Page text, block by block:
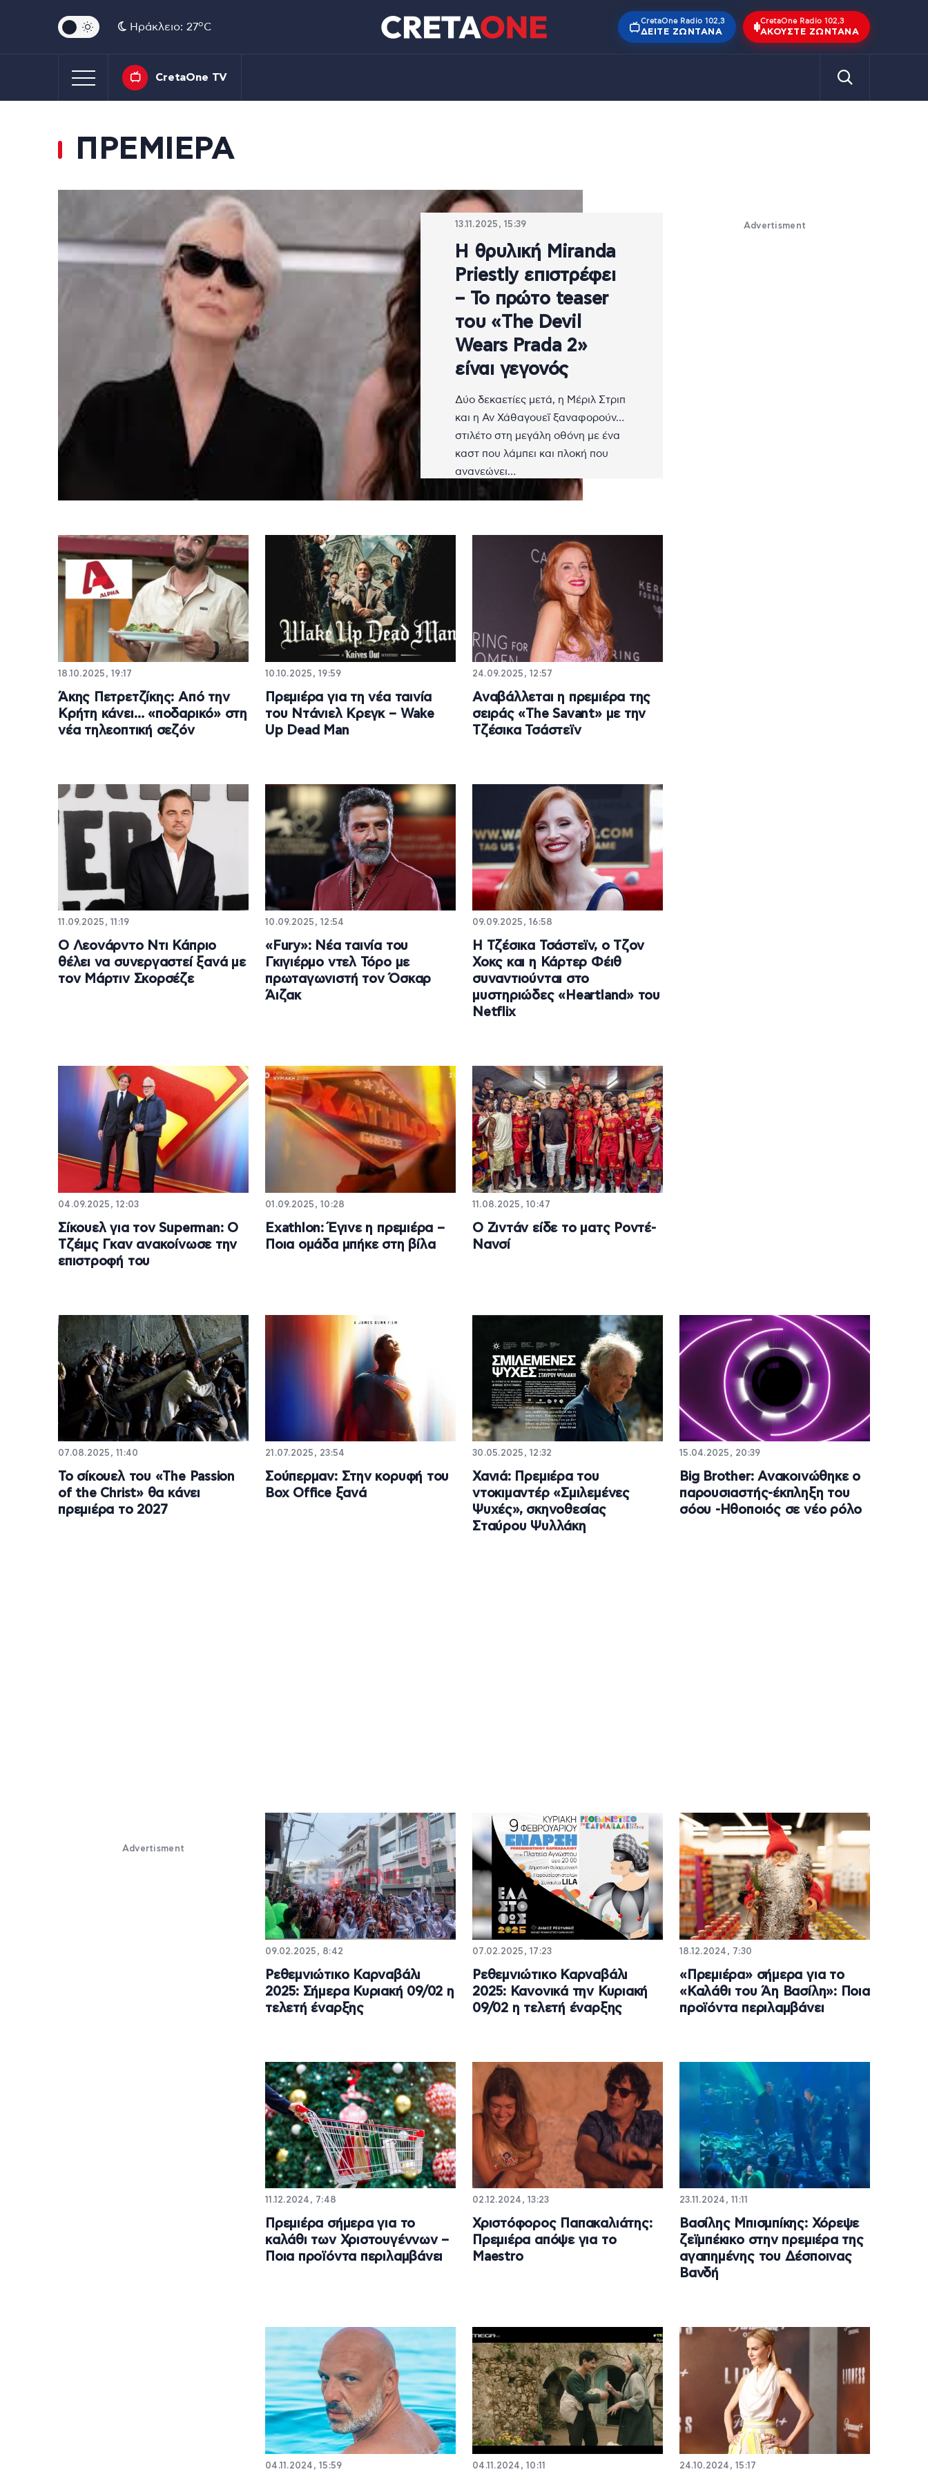
Ηράκλειο: 27oC
CretaOne Radio 102,3
ΔΕΊΤΕ ΖΩΝΤΑΝΆ
CretaOne Radio 102,3
ΑΚΟΎΣΤΕ ΖΩΝΤΑΝΆ
CretaOne TV
ΠΡΕΜΙΕΡΑ
13.11.2025, 15:39
Η θρυλική Miranda
Priestly επιστρέφει
– Το πρώτο teaser
του «The Devil
Wears Prada 2»
είναι γεγονός
Δύο δεκαετίες μετά, η Μέριλ Στριπ
και η Αν Χάθαγουεϊ ξαναφορούν…
στιλέτο στη μεγάλη οθόνη με ένα
καστ που λάμπει και πλοκή που
ανανεώνει…
18.10.2025, 19:17
Άκης Πετρετζίκης: Από την
Κρήτη κάνει… «ποδαρικό» στη
νέα τηλεοπτική σεζόν
10.10.2025, 19:59
Πρεμιέρα για τη νέα ταινία
του Ντάνιελ Κρεγκ – Wake
Up Dead Man
24.09.2025, 12:57
Αναβάλλεται η πρεμιέρα της
σειράς «The Savant» με την
Τζέσικα Τσάστεϊν
11.09.2025, 11:19
Ο Λεονάρντο Ντι Κάπριο
θέλει να συνεργαστεί ξανά με
τον Μάρτιν Σκορσέζε
10.09.2025, 12:54
«Fury»: Νέα ταινία του
Γκιγιέρμο ντελ Τόρο με
πρωταγωνιστή τον Όσκαρ
Άιζακ
09.09.2025, 16:58
Η Τζέσικα Τσάστεϊν, ο Τζον
Χοκς και η Κάρτερ Φέιθ
συναντιούνται στο
μυστηριώδες «Heartland» του
Netflix
04.09.2025, 12:03
Σίκουελ για τον Superman: Ο
Τζέιμς Γκαν ανακοίνωσε την
επιστροφή του
01.09.2025, 10:28
Exathlon: Έγινε η πρεμιέρα –
Ποια ομάδα μπήκε στη βίλα
11.08.2025, 10:47
Ο Ζιντάν είδε το ματς Ροντέ-
Νανσί
Advertisment
07.08.2025, 11:40
Το σίκουελ του «The Passion
of the Christ» θα κάνει
πρεμιέρα το 2027
21.07.2025, 23:54
Σούπερμαν: Στην κορυφή του
Box Office ξανά
30.05.2025, 12:32
Χανιά: Πρεμιέρα του
ντοκιμαντέρ «Σμιλεμένες
Ψυχές», σκηνοθεσίας
Σταύρου Ψυλλάκη
15.04.2025, 20:39
Big Brother: Ανακοινώθηκε ο
παρουσιαστής-έκπληξη του
σόου -Ηθοποιός σε νέο ρόλο
Advertisment
09.02.2025, 8:42
Ρεθεμνιώτικο Καρναβάλι
2025: Σήμερα Κυριακή 09/02 η
τελετή έναρξης
07.02.2025, 17:23
Ρεθεμνιώτικο Καρναβάλι
2025: Κανονικά την Κυριακή
09/02 η τελετή έναρξης
18.12.2024, 7:30
«Πρεμιέρα» σήμερα για το
«Καλάθι του Άη Βασίλη»: Ποια
προϊόντα περιλαμβάνει
11.12.2024, 7:48
Πρεμιέρα σήμερα για το
καλάθι των Χριστουγέννων –
Ποια προϊόντα περιλαμβάνει
02.12.2024, 13:23
Χριστόφορος Παπακαλιάτης:
Πρεμιέρα απόψε για το
Maestro
23.11.2024, 11:11
Βασίλης Μπισμπίκης: Χόρεψε
ζεϊμπέκικο στην πρεμιέρα της
αγαπημένης του Δέσποινας
Βανδή
04.11.2024, 15:59 04.11.2024, 10:11 24.10.2024, 15:17